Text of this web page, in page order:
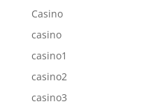
Casino
casino
casino1
casino2
casino3